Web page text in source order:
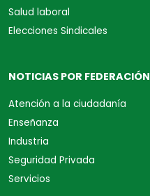
Salud laboral
Elecciones Sindicales
NOTICIAS POR FEDERACIÓN
Atención a la ciudadanía
Enseñanza
Industria
Seguridad Privada
Servicios